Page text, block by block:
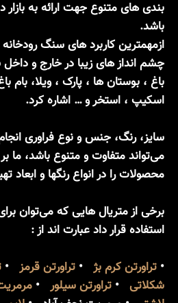
بندی های متنوع جهت ارائه به
باشد.
ازمهمترین کاربرد های سنگ
چشم انداز های زیبا در خارج و
باغ ، بوستان ها ، پارک ، ویلا، بام
اسکیپ ، استخر و … اشاره کرد.
سایز، رنگ، جنس و نوع فراوری
می‌تواند متفاوت و متنوع باشد، ما
محصولات را در انواع رنگها و ابعاد
برخی از متریال هایی که می‌توان
استفاده قرار داد عبارت اند از :
• تراورتن کرم بژ • تراورتن قرمز •
شکلاتی • تراورتن سیلور •